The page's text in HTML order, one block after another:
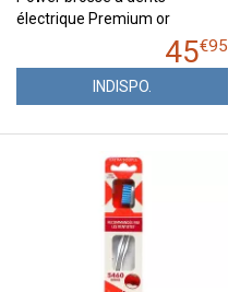
électrique Premium or
45€95
INDISPO.